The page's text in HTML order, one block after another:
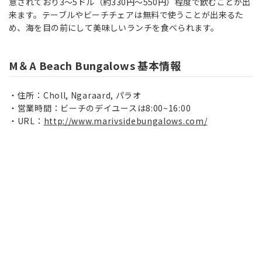
来ます。テーブルやビーチチェアは無料で使うことが出来るた
め、海を目の前にして美味しいランチを食べられます。
M＆A Beach Bungalows 基本情報
住所：Choll, Ngaraard, パラオ
営業時間：ビーチのデイユースは8:00~16:00
URL： http://www.marivsidebungalows.com/